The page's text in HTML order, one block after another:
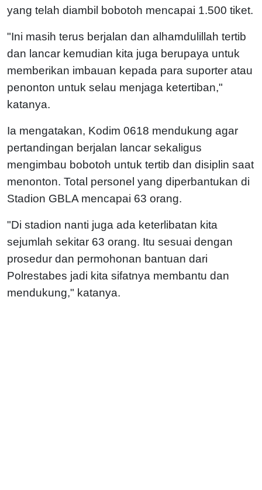
yang telah diambil bobotoh mencapai 1.500 tiket.
"Ini masih terus berjalan dan alhamdulillah tertib
dan lancar kemudian kita juga berupaya untuk
memberikan imbauan kepada para suporter atau
penonton untuk selau menjaga ketertiban,"
katanya.
Ia mengatakan, Kodim 0618 mendukung agar
pertandingan berjalan lancar sekaligus
mengimbau bobotoh untuk tertib dan disiplin saat
menonton. Total personel yang diperbantukan di
Stadion GBLA mencapai 63 orang.
"Di stadion nanti juga ada keterlibatan kita
sejumlah sekitar 63 orang. Itu sesuai dengan
prosedur dan permohonan bantuan dari
Polrestabes jadi kita sifatnya membantu dan
mendukung," katanya.